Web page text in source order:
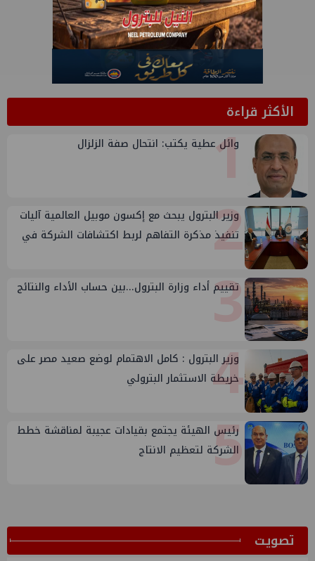
الأكثر قراءة1
وائل عطية يكتب: انتحال صفة الزلزال
2
وزير البترول يبحث مع إكسون موبيل العالمية آليات
تنفيذ مذكرة التفاهم لربط اكتشافات الشركة في
3
تقييم أداء وزارة البترول...بين حساب الأداء والنتائج
4
وزير البترول : كامل الاهتمام لوضع صعيد مصر على
خريطة الاستثمار البترولي
5
رئيس الهيئة يجتمع بقيادات عجيبة لمناقشة خطط
الشركة لتعظيم الانتاج
ﺗﺼﻮﻳﺖ